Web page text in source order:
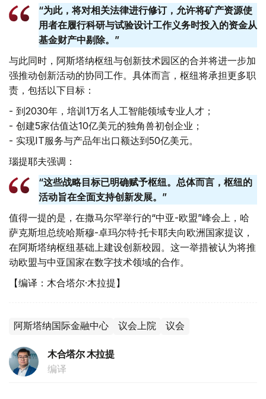
“为此，将对相关法律进行修订，允许将矿产资源使
用者在履行科研与试验设计工作义务时投入的资金从
基金财产中剔除。”
与此同时，阿斯塔纳枢纽与创新技术园区的合并将进一步加
强推动创新活动的协同工作。具体而言，枢纽将承担更多职
责，包括以下目标：
- 到2030年，培训1万名人工智能领域专业人才；
- 创建5家估值达10亿美元的独角兽初创企业；
- 实现IT服务与产品年出口额达到50亿美元。
瑙提耶夫强调：
“这些战略目标已明确赋予枢纽。总体而言，枢纽的
活动旨在全面支持创新发展。”
值得一提的是，在撒马尔罕举行的“中亚-欧盟”峰会上，哈
萨克斯坦总统哈斯穆-卓玛尔特·托卡耶夫向欧洲国家提议，
在阿斯塔纳枢纽基础上建设创新校园。这一举措被认为将推
动欧盟与中亚国家在数字技术领域的合作。
【编译：木合塔尔·木拉提】
阿斯塔纳国际金融中心 议会上院 议会
木合塔尔 木拉提
编译